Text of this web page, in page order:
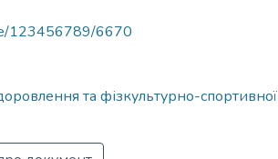
123456789/6670
та фізкультурно-спортивної